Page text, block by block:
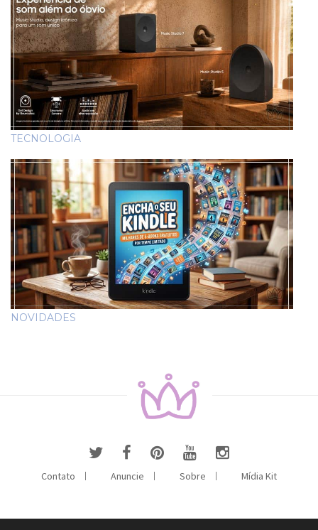
TECNOLOGIA
NOVIDADES
Contato Anuncie Sobre Mídia Kit